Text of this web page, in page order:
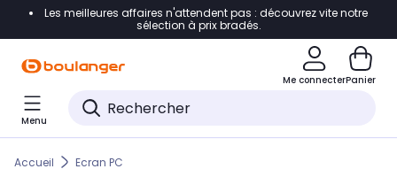
Accéder directement à la navigation
Accéder directement au pied de page
Accéder directement au chatbot
Les meilleures affaires n'attendent pas : découvrez vite notre
sélection à prix bradés.
Me connecterPanier
Menu
Accueil Ecran PC